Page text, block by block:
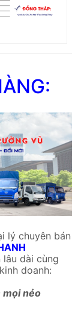
lý chuyên bán
lâu dài cùng
doanh:
mọi nẻo